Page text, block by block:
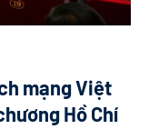
mạng Việt
Hồ Chí